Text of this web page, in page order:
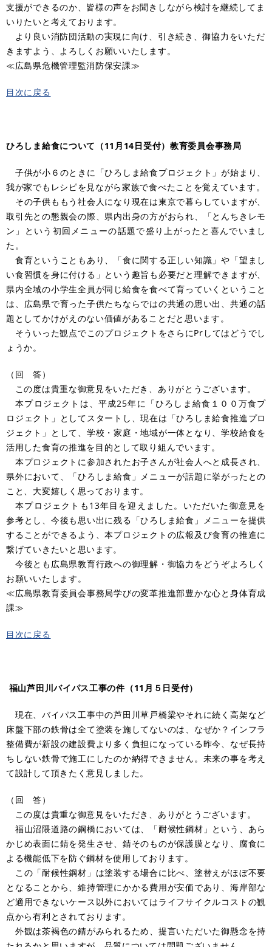
支援ができるのか、皆様の声をお聞きしながら検討を継続してま
いりたいと考えております。
より良い消防団活動の実現に向け、引き続き、御協力をいただ
きますよう、よろしくお願いいたします。
≪広島県危機管理監消防保安課≫
目次に戻る
ひろしま給食について（11月14日受付）教育委員会事務局
子供が小６のときに「ひろしま給食プロジェクト」が始まり、
我が家でもレシピを見ながら家族で食べたことを覚えています。
その子供ももう社会人になり現在は東京で暮らしていますが、
取引先との懇親会の際、県内出身の方がおられ、「とんちきレモ
ン」という初回メニューの話題で盛り上がったと喜んでいまし
た。
食育ということもあり、「食に関する正しい知識」や「望まし
い食習慣を身に付ける」という趣旨も必要だと理解できますが、
県内全域の小学生全員が同じ給食を食べて育っていくということ
は、広島県で育った子供たちならではの共通の思い出、共通の話
題としてかけがえのない価値があることだと思います。
そういった観点でこのプロジェクトをさらにPrしてはどうでし
ょうか。
（回 答）
この度は貴重な御意見をいただき、ありがとうございます。
本プロジェクトは、平成25年に「ひろしま給食１００万食プ
ロジェクト」としてスタートし、現在は「ひろしま給食推進プロ
ジェクト」として、学校・家庭・地域が一体となり、学校給食を
活用した食育の推進を目的として取り組んでいます。
本プロジェクトに参加されたお子さんが社会人へと成長され、
県外において、「ひろしま給食」メニューが話題に挙がったとの
こと、大変嬉しく思っております。
本プロジェクトも13年目を迎えました。いただいた御意見を
参考とし、今後も思い出に残る「ひろしま給食」メニューを提供
することができるよう、本プロジェクトの広報及び食育の推進に
繋げていきたいと思います。
今後とも広島県教育行政への御理解・御協力をどうぞよろしく
お願いいたします。
≪広島県教育委員会事務局学びの変革推進部豊かな心と身体育成
課≫
目次に戻る
福山芦田川バイパス工事の件（11月５日受付）
現在、バイパス工事中の芦田川草戸橋梁やそれに続く高架など
床盤下部の鉄骨は全て塗装を施してないのは、なぜか？インフラ
整備費が新設の建設費より多く負担になっている昨今、なぜ長持
ちしない鉄骨で施工にしたのか納得できません。未来の事を考え
て設計して頂きたく意見しました。
（回 答）
この度は貴重な御意見をいただき、ありがとうございます。
福山沼隈道路の鋼橋においては、「耐候性鋼材」という、あら
かじめ表面に錆を発生させ、錆そのものが保護膜となり、腐食に
よる機能低下を防ぐ鋼材を使用しております。
この「耐候性鋼材」は塗装する場合に比べ、塗替えがほぼ不要
となることから、維持管理にかかる費用が安価であり、海岸部な
ど適用できないケース以外においてはライフサイクルコストの観
点から有利とされております。
外観は茶褐色の錆がみられるため、提言いただいた御懸念を持